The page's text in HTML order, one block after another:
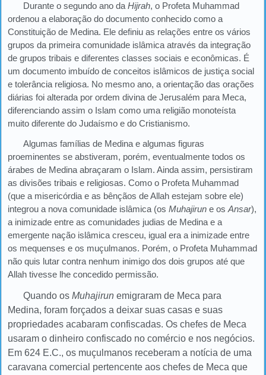
Durante o segundo ano daHijrah, o Profeta Muhammad
ordenou a elaboração do documento conhecido como a
Constituição de Medina. Ele definiu as relações entre os vários
grupos da primeira comunidade islâmica através da integração
de grupos tribais e diferentes classes sociais e econômicas. É
um documento imbuído de conceitos islâmicos de justiça social
e tolerância religiosa. No mesmo ano, a orientação das orações
diárias foi alterada por ordem divina de Jerusalém para Meca,
diferenciando assim o Islam como uma religião monoteísta
muito diferente do Judaísmo e do Cristianismo.
Algumas famílias de Medina e algumas figuras
proeminentes se abstiveram, porém, eventualmente todos os
árabes de Medina abraçaram o Islam. Ainda assim, persistiram
as divisões tribais e religiosas. Como o Profeta Muhammad
(que a misericórdia e as bênçãos de Allah estejam sobre ele)
integrou a nova comunidade islâmica (os Muhajirun e os Ansar),
a inimizade entre as comunidades judias de Medina e a
emergente nação islâmica cresceu, igual era a inimizade entre
os mequenses e os muçulmanos. Porém, o Profeta Muhammad
não quis lutar contra nenhum inimigo dos dois grupos até que
Allah tivesse lhe concedido permissão.
Quando osMuhajirun emigraram de Meca para
Medina, foram forçados a deixar suas casas e suas
propriedades acabaram confiscadas. Os chefes de Meca
usaram o dinheiro confiscado no comércio e nos negócios.
Em 624 E.C., os muçulmanos receberam a notícia de uma
caravana comercial pertencente aos chefes de Meca que